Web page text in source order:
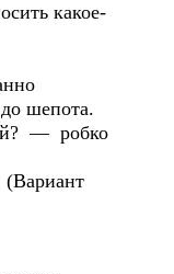
какое-
шепота.
— робко
(Вариант